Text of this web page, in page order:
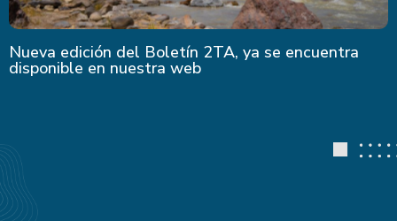
Nueva edición del Boletín 2TA, ya se encuentra
disponible en nuestra web